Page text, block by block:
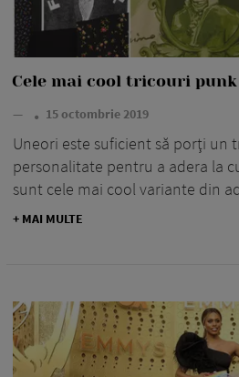
Cele mai cool tricouri punk
— 15 octombrie 2019
Uneori este suficient să porţi un
personalitate pentru a adera la
sunt cele mai cool variante din
+ MAI MULTE